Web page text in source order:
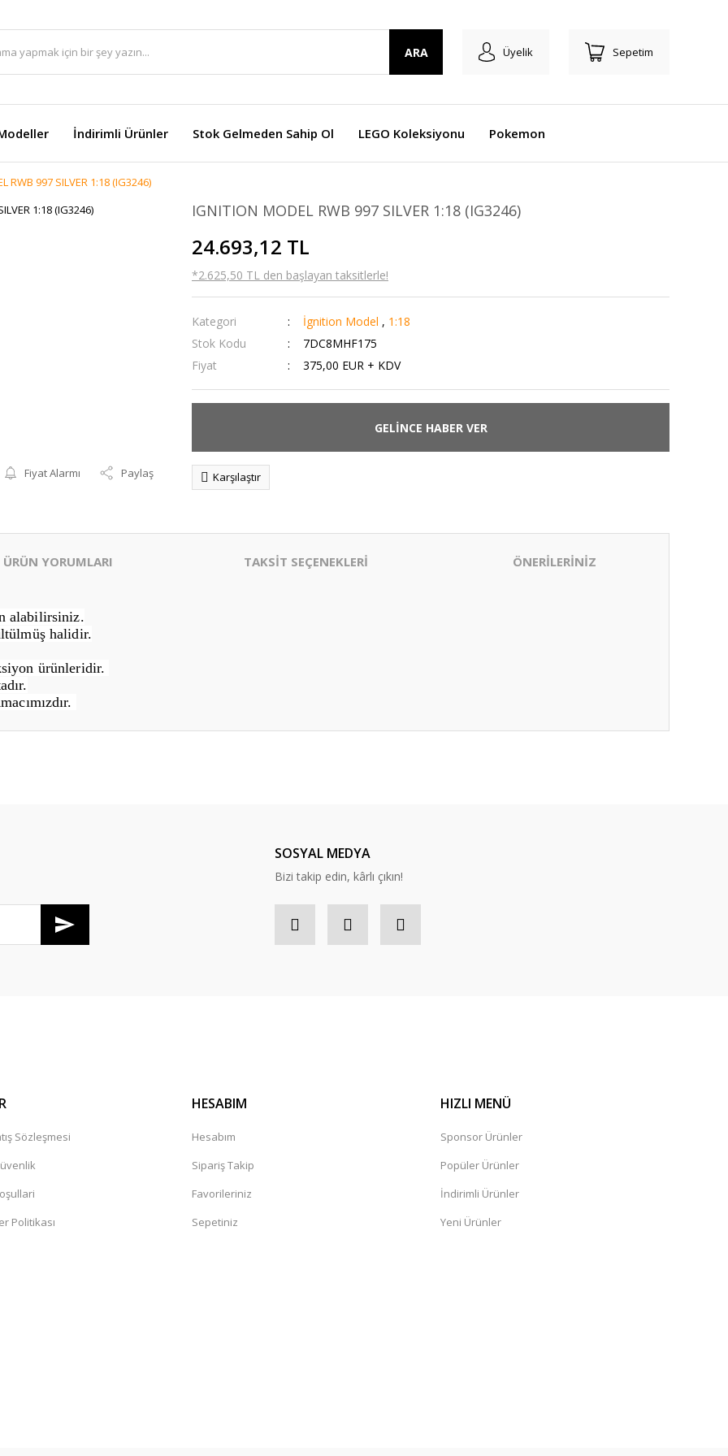
ARA Üyelik Sepetim
İndirimli Ürünler Stok Gelmeden Sahip Ol LEGO Koleksiyonu Pokemon
RWB 997 SILVER 1:18 (IG3246)
Fiyat Alarmı Paylaş
IGNITION MODEL RWB 997 SILVER 1:18 (IG3246)
24.693,12 TL
*2.625,50 TL den başlayan taksitlerle!
Kategori İgnition Model , 1:18
Stok Kodu
7DC8MHF175
Fiyat
375,00 EUR + KDV
GELİNCE HABER VER
Karşılaştır
ÜRÜN YORUMLARI TAKSİT SEÇENEKLERİ ÖNERİLERİNİZ
alabilirsiniz.
halidir.
ürünleridir.
SOSYAL MEDYA
Bizi takip edin, kârlı çıkın!
Sözleşmesi
Politikası
HESABIM
Hesabım
Sipariş Takip
Favorileriniz
Sepetiniz
HIZLI MENÜ
Sponsor Ürünler
Popüler Ürünler
İndirimli Ürünler
Yeni Ürünler